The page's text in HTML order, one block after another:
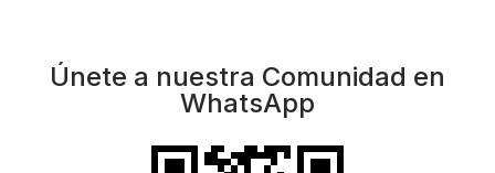
Únete a nuestra Comunidad en
WhatsApp